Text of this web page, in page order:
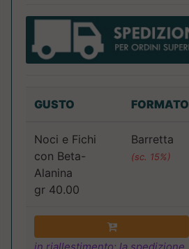
GUSTO FORMATO
Noci e Fichi
con Beta-
Alanina
gr 40.00
Barretta
(sc. 15%)